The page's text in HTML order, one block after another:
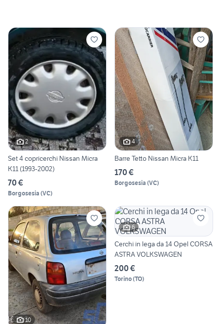
2
Set 4 copricerchi Nissan Micra
K11 (1993-2002)
70 €
Borgosesia (VC)
4
Barre Tetto Nissan Micra K11
170 €
Borgosesia (VC)
10
6
Cerchi in lega da 14 Opel CORSA
ASTRA VOLKSWAGEN
200 €
Torino(TO)